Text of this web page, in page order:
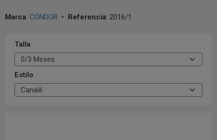
Marca: CÓNDOR • Referencia: 2016/1
Talla
Estilo